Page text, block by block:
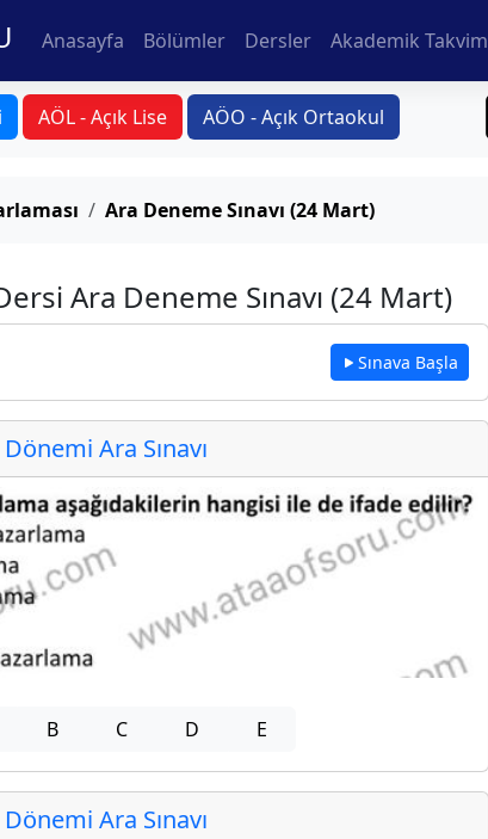
Anasayfa Bölümler Dersler Akademik Takvim
AÖL - Açık Lise AÖO - Açık Ortaokul
Ara Deneme Sınavı (24 Mart)
Ara Deneme Sınavı (24 Mart)
Sınava Başla
Ara Sınavı
B C D E
Ara Sınavı